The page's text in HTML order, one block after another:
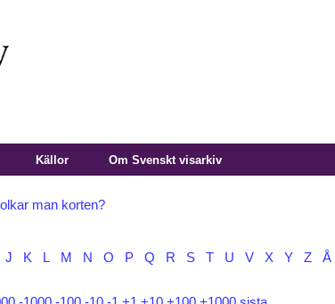
Källor Om Svenskt visarkiv
man korten?
J K L M N O P Q R S T U V X Y Z Å